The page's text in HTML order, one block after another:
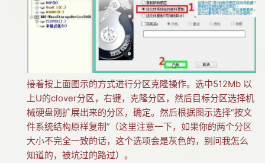
接着按上面图示的方式进行分区克隆操作。选中512Mb 以
上U的clover分区，右键，克隆分区，然后目标分区选择机
械硬盘刚扩展出来的分区，确定。然后根据图示选择“按文
件系统结构原样复制”（这里注意一下，如果你的两个分区
大小不完全一致的话，这个选项会是灰色的，别问我怎么
知道的，被坑过的路过）。